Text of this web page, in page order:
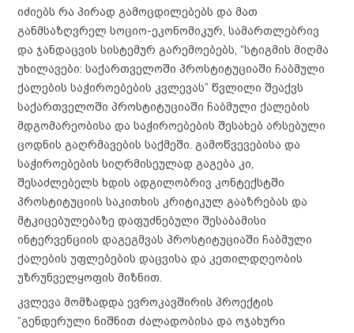
იძიებს რა პირად გამოცდილებებს და მათ
განმსაზღვრელ სოციო-ეკონომიკურ, სამართლებრივ
და ჯანდაცვის სისტემურ გარემოებებს, “სტიგმის მიღმა
უხილავები: საქართველოში პროსტიტუციაში ჩაბმული
ქალების საჭიროებების კვლევას” წვლილი შეაქვს
საქართველოში პროსტიტუციაში ჩაბმული ქალების
მდგომარეობისა და საჭიროებების შესახებ არსებული
ცოდნის გაღრმავების საქმეში. გამოწვევებისა და
საჭიროებების სიღრმისეულად გაგება კი,
შესაძლებელს ხდის ადგილობრივ კონტექსტში
პროსტიტუციის საკითხის კრიტიკულ გააზრებას და
მტკიცებულებაზე დაფუძნებული შესაბამისი
ინტერვენციის დაგეგმვას პროსტიტუციაში ჩაბმული
ქალების უფლებების დაცვისა და კეთილდღეობის
უზრუნველყოფის მიზნით.
კვლევა მომზადდა ევროკავშირის პროექტის
“გენდერული ნიშნით ძალადობისა და ოჯახური